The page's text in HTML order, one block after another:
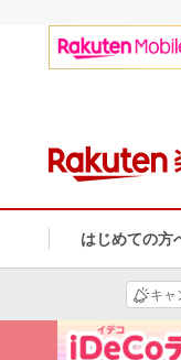
はじめての方
キャ